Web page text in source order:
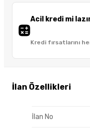
Acil kredi mi
Kredi fırsatlarını
İlan Özellikleri
İlan No